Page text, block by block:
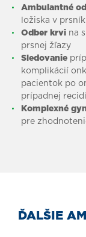
Ambulantné
ložiska v
Odber krvi na
prsnej žľazy
Sledovanie
komplikácií
pacientok po
prípadnej
Komplexné
pre
ĎALŠIE